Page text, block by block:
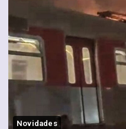
Novidades